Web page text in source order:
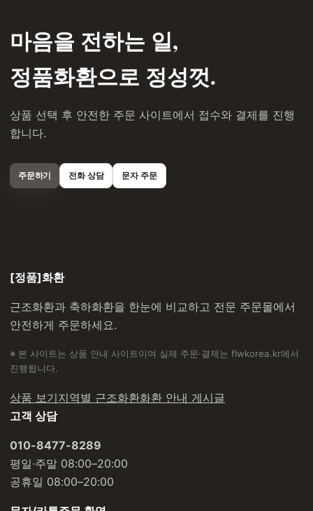
마음을 전하는 일,
정품화환으로 정성껏.
상품 선택 후 안전한 주문 사이트에서 접수와 결제를 진행
합니다.
주문하기 전화 상담 문자 주문
[정품]화환
근조화환과 축하화환을 한눈에 비교하고 전문 주문몰에서
안전하게 주문하세요.
※ 본 사이트는 상품 안내 사이트이며 실제 주문·결제는 flwkorea.kr에서
진행됩니다.
상품 보기지역별 근조화환화환 안내 게시글
고객 상담
010-8477-8289
평일·주말 08:00–20:00
공휴일 08:00–20:00